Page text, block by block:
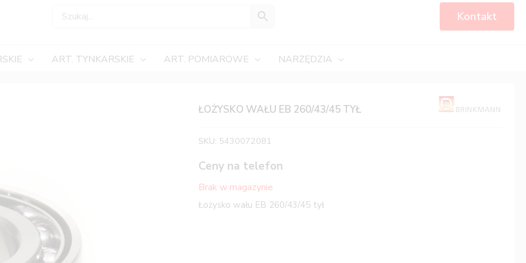
Kontakt
ART. TYNKARSKIE ART. POMIAROWE NARZĘDZIA
ŁOŻYSKO WAŁU EB 260/43/45 TYŁ
SKU: 5430072081
Ceny na telefon
Brak w magazynie
Łożysko wału EB 260/43/45 tył